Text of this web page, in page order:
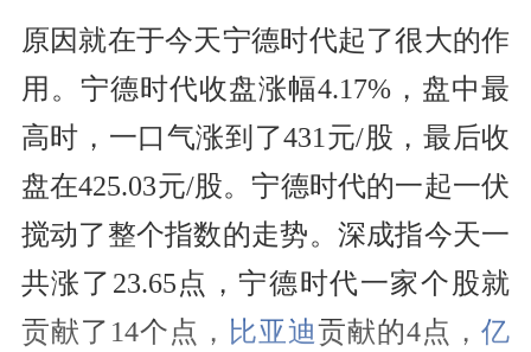
原因就在于今天宁德时代起了很大的作
用。宁德时代收盘涨幅4.17%，盘中最
高时，一口气涨到了431元/股，最后收
盘在425.03元/股。宁德时代的一起一伏
搅动了整个指数的走势。深成指今天一
共涨了23.65点，宁德时代一家个股就
贡献了14个点， 比亚迪贡献的4点，亿